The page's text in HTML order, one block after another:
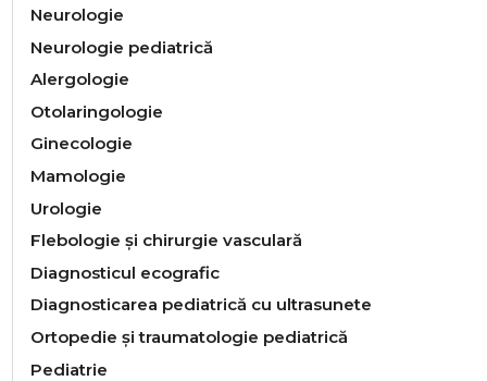
Neurologie
Neurologiе pediatrică
Alergologie
Otolaringologie
Ginecologie
Mamologie
Urologie
Flebologie și chirurgie vasculară
Diagnosticul ecografic
Diagnosticarea pediatrică cu ultrasunete
Ortopedie și traumatologie pediatrică
Pediatrie